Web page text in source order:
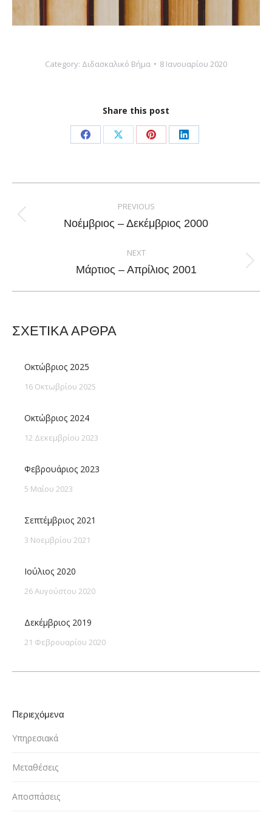
Category: Διδασκαλικό Βήμα 8 Ιανουαρίου 2020
Share this post
Share
Facebook
Share
X
Share
Pinterest
Share
LinkedIn
navigation
PREVIOUS
Previous
Νοέμβριος – Δεκέμβριος 2000
NEXT
Next
Μάρτιος – Απρίλιος 2001
ΣΧΕΤΙΚΑ ΑΡΘΡΑ
Οκτώβριος 2025
16 Οκτωβρίου 2025
Οκτώβριος 2024
12 Δεκεμβρίου 2023
Φεβρουάριος 2023
5 Μαΐου 2023
Σεπτέμβριος 2021
3 Νοεμβρίου 2021
Ιούλιος 2020
26 Αυγούστου 2020
Δεκέμβριος 2019
21 Φεβρουαρίου 2020
Περιεχόμενα
Υπηρεσιακά
Μεταθέσεις
Αποσπάσεις